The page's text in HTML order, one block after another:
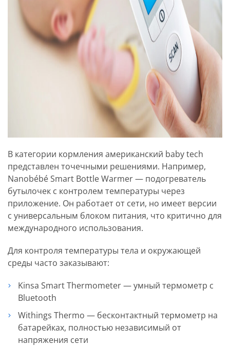
В категории кормления американский baby tech
представлен точечными решениями. Например,
Nanobébé Smart Bottle Warmer — подогреватель
бутылочек с контролем температуры через
приложение. Он работает от сети, но имеет версии
с универсальным блоком питания, что критично для
международного использования.
Для контроля температуры тела и окружающей
среды часто заказывают:
Kinsa Smart Thermometer — умный термометр с
Bluetooth
Withings Thermo — бесконтактный термометр на
батарейках, полностью независимый от
напряжения сети